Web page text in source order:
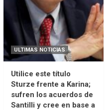
ULTIMAS NOTICIAS
Utilice este título
Sturze frente a Karina;
sufren los acuerdos de
Santilli y cree en base a